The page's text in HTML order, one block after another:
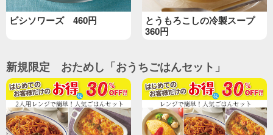
ビシソワーズ 460円
とうもろこしの冷製スープ
360円
新規限定 おためし「おうちごはんセット」